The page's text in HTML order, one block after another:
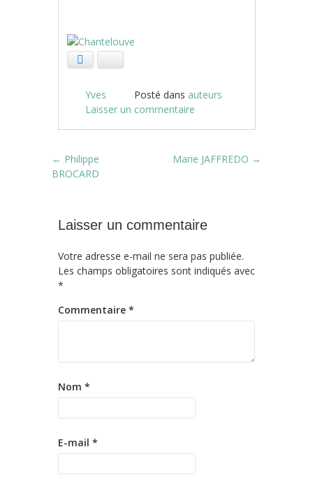
Yves Posté dans auteurs
Laisser un commentaire
Post navigation
← Philippe
BROCARD
Marie JAFFREDO →
Laisser un commentaire
Votre adresse e-mail ne sera pas publiée.
Les champs obligatoires sont indiqués avec
*
Commentaire *
Nom *
E-mail *